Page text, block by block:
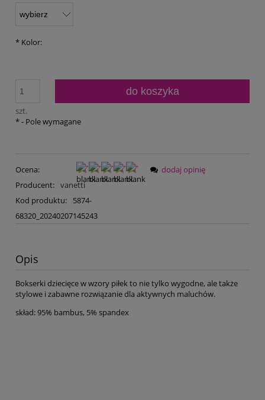
* Kolor:
szt.
do koszyka
*- Pole wymagane
Ocena:
Producent: vanetti
Kod produktu:
5874-
68320_20240207145243
dodaj opinię
Opis
Bokserki dziecięce w wzory piłek to nie tylko wygodne, ale także
stylowe i zabawne rozwiązanie dla aktywnych maluchów.
skład: 95% bambus, 5% spandex